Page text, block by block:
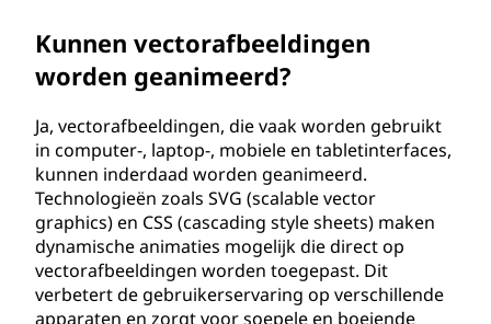
Kunnen vectorafbeeldingen
worden geanimeerd?
Ja, vectorafbeeldingen, die vaak worden gebruikt
in computer-, laptop-, mobiele en tabletinterfaces,
kunnen inderdaad worden geanimeerd.
Technologieën zoals SVG (scalable vector
graphics) en CSS (cascading style sheets) maken
dynamische animaties mogelijk die direct op
vectorafbeeldingen worden toegepast. Dit
verbetert de gebruikerservaring op verschillende
apparaten en zorgt voor soepele en boeiende